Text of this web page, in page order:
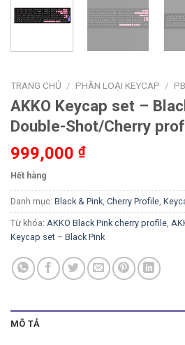
TRANG CHỦ / PHÂN LOẠI KEYCAP /
AKKO Keycap set –
Double-Shot/Cherry
999,000 ₫
Hết hàng
Danh mục: Black & Pink, Cherry Profile,
Từ khóa: AKKO Black Pink cherry profile,
Keycap set – Black Pink
MÔ TẢ